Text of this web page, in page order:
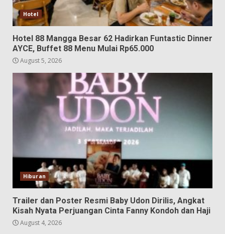
Hotel
Hotel 88 Mangga Besar 62 Hadirkan Funtastic Dinner
AYCE, Buffet 88 Menu Mulai Rp65.000
August 5, 2026
Hiburan
Trailer dan Poster Resmi Baby Udon Dirilis, Angkat
Kisah Nyata Perjuangan Cinta Fanny Kondoh dan Haji
August 4, 2026